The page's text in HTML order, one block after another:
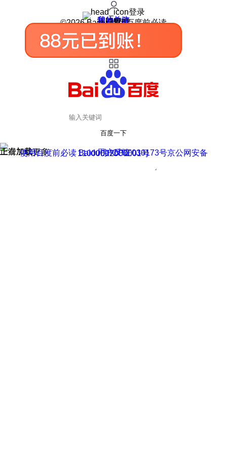
登录
我的关注
我的收藏
皮肤中心
用户反馈
设置
©2026 Baidu 使用百度前必读
百度一下
正在加载
上滑加载更多 用户反馈
使用百度前必读 Baidu 京ICP证030173号
京公网安备11000002000001号